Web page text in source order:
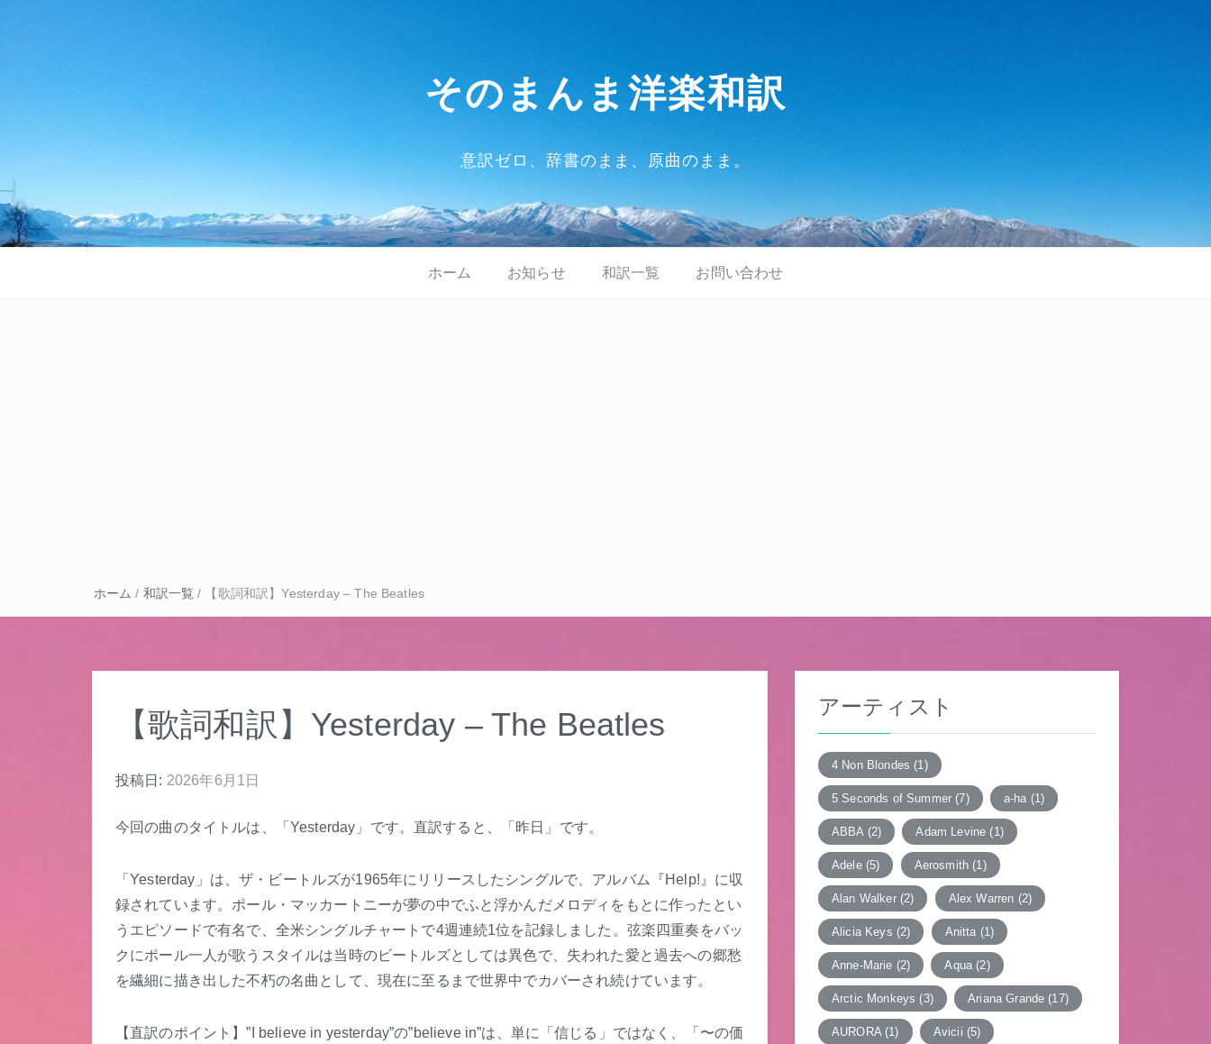
そのまんま洋楽和訳
意訳ゼロ、辞書のまま、原曲のまま。
ホーム お知らせ 和訳一覧 お問い合わせ
ホーム / 和訳一覧 / 【歌詞和訳】Yesterday – The Beatles
【歌詞和訳】Yesterday – The Beatles
投稿日: 2026年6月1日
今回の曲のタイトルは、「Yesterday」です。直訳すると、「昨日」です。
「Yesterday」は、ザ・ビートルズが1965年にリリースしたシングルで、アルバム『Help!』に収
録されています。ポール・マッカートニーが夢の中でふと浮かんだメロディをもとに作ったとい
うエピソードで有名で、全米シングルチャートで4週連続1位を記録しました。弦楽四重奏をバッ
クにポール一人が歌うスタイルは当時のビートルズとしては異色で、失われた愛と過去への郷愁
を繊細に描き出した不朽の名曲として、現在に至るまで世界中でカバーされ続けています。
【直訳のポイント】”I believe in yesterday”の”believe in”は、単に「信じる」ではなく、「〜の価
アーティスト
4 Non Blondes (1)
5 Seconds of Summer (7) a-ha (1)
ABBA(2) Adam Levine (1)
Adele(5) Aerosmith (1)
Alan Walker(2) Alex Warren (2)
Alicia Keys (2) Anitta (1)
Anne-Marie (2) Aqua (2)
Arctic Monkeys (3) Ariana Grande (17)
AURORA(1) Avicii (5)